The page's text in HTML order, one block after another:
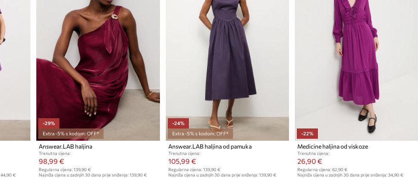
44,90 €
-29%
Extra -5% s kodom: OFF*
Answear.LAB haljina
Trenutna cijena:
98,99 €
Regularna cijena: 139,90 €
Najniža cijena u zadnjih 30 dana prije sniženja: 139,90 €
-24%
Extra -5% s kodom: OFF*
Answear.LAB haljina od pamuka
Trenutna cijena:
105,99 €
Regularna cijena: 139,90 €
Najniža cijena u zadnjih 30 dana prije sniženja: 139,90 €
-22%
Medicine haljina od viskoze
Trenutna cijena:
26,90 €
Regularna cijena: 62,90 €
Najniža cijena u zadnjih 30 dana prije sniženja: 34,90 €